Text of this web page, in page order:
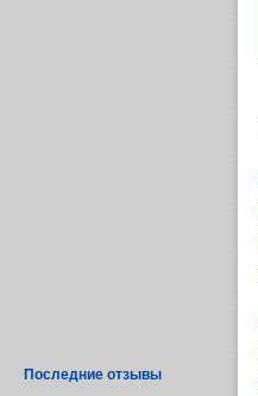
Последние отзывы